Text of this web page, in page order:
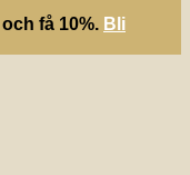
få 10%. Bli